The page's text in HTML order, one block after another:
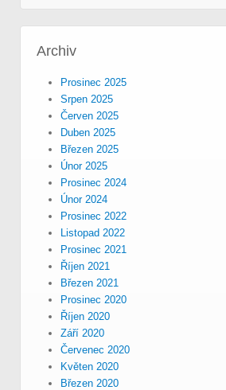
Archiv
Prosinec 2025
Srpen 2025
Červen 2025
Duben 2025
Březen 2025
Únor 2025
Prosinec 2024
Únor 2024
Prosinec 2022
Listopad 2022
Prosinec 2021
Říjen 2021
Březen 2021
Prosinec 2020
Říjen 2020
Září 2020
Červenec 2020
Květen 2020
Březen 2020